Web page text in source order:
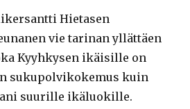
Hietasen
vie tarinan yllättäen
Kyyhkysen ikäisille on
sukupolvikokemus kuin
suurille ikäluokille.